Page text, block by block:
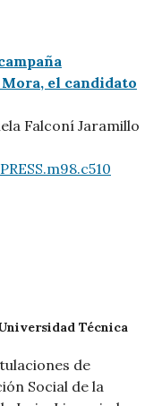
el candidato
Falconí Jaramillo
Técnica
de
Social de la